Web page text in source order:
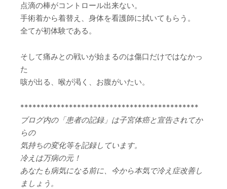
点滴の棒がコントロール出来ない。
手術着から着替え、身体を看護師に拭いてもらう。
全てが初体験である。
そして痛みとの戦いが始まるのは傷口だけではなかっ
た
咳が出る、喉が渇く、お腹がいたい。
********************************************
ブログ内の「患者の記録」は子宮体癌と宣告されてか
らの
気持ちの変化等を記録しています。
冷えは万病の元！
あなたも病気になる前に、今から本気で冷え症改善し
ましょう。